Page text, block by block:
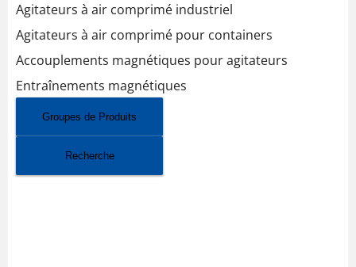
Agitateurs à air comprimé industriel
Agitateurs à air comprimé pour containers
Accouplements magnétiques pour agitateurs
Entraînements magnétiques
Groupes de Produits
Recherche